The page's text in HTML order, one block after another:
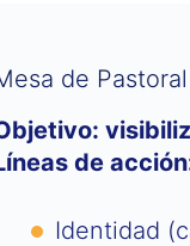
de Pastoral
de
Identidad